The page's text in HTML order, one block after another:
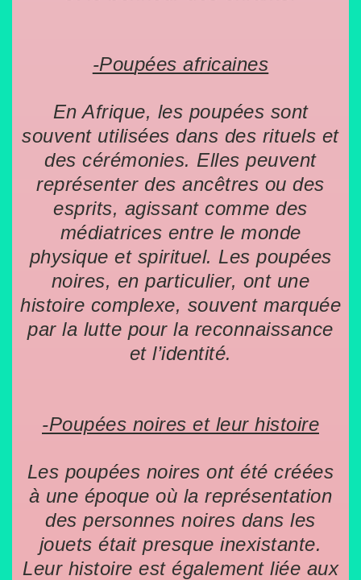
-Poupées africaines
En Afrique, les poupées sont
souvent utilisées dans des rituels et
des cérémonies. Elles peuvent
représenter des ancêtres ou des
esprits, agissant comme des
médiatrices entre le monde
physique et spirituel. Les poupées
noires, en particulier, ont une
histoire complexe, souvent marquée
par la lutte pour la reconnaissance
et l’identité.
-Poupées noires et leur histoire
Les poupées noires ont été créées
à une époque où la représentation
des personnes noires dans les
jouets était presque inexistante.
Leur histoire est également liée aux